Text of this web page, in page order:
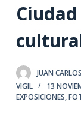
n
e
n
JUAN
VIGIL
13
EXPOSICIONES,